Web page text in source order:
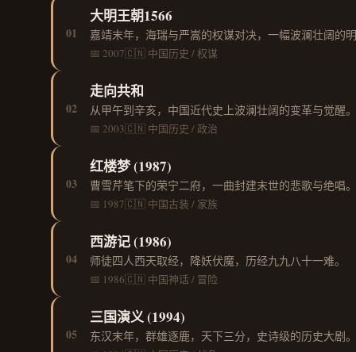
01
大明王朝1566
嘉靖末年，海瑞与严嵩的权谋对决，一幅波澜壮阔的明
📅 2007🇨🇳 中国历史 / 权谋
02
走向共和
从甲午到辛亥，中国近代史上波澜壮阔的变革与觉醒。
📅 2003🇨🇳 中国历史 / 政治
03
红楼梦 (1987)
曹雪芹笔下的荣宁二府，一曲封建末世的悲歌与绝唱。
📅 1987🇨🇳 中国古装 / 家族
04
西游记 (1986)
师徒四人西天取经，降妖伏魔，历经九九八十一难。
📅 1986🇨🇳 中国神话 / 冒险
05
三国演义 (1994)
东汉末年，群雄逐鹿，天下三分，史诗级的历史大剧。